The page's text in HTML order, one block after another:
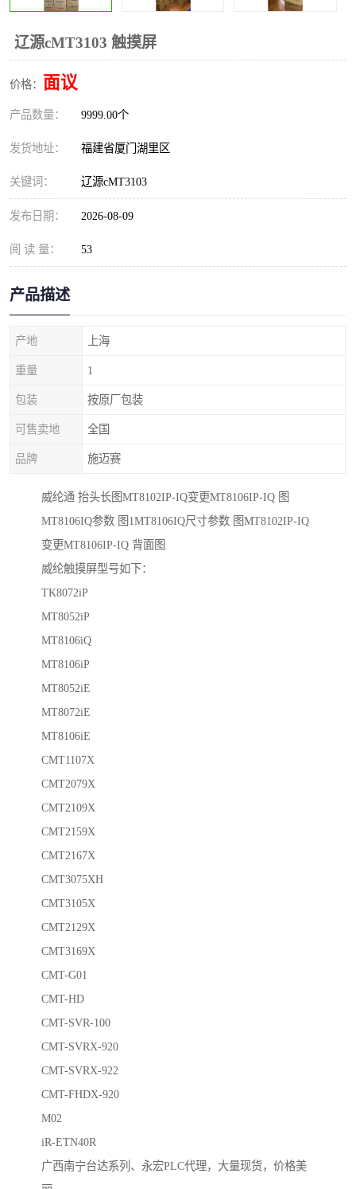
辽源cMT3103 触摸屏
价格： 面议
产品数量： 9999.00个
发货地址： 福建省厦门湖里区
关键词： 辽源cMT3103
发布日期： 2026-08-09
阅 读 量： 53
产品描述
产地 上海
重量 1
包装 按原厂包装
可售卖地 全国
品牌 施迈赛
威纶通 抬头长图MT8102IP-IQ变更MT8106IP-IQ 图
MT8106IQ参数 图1MT8106IQ尺寸参数 图MT8102IP-IQ
变更MT8106IP-IQ 背面图
威纶触摸屏型号如下：
TK8072iP
MT8052iP
MT8106iQ
MT8106iP
MT8052iE
MT8072iE
MT8106iE
CMT1107X
CMT2079X
CMT2109X
CMT2159X
CMT2167X
CMT3075XH
CMT3105X
CMT2129X
CMT3169X
CMT-G01
CMT-HD
CMT-SVR-100
CMT-SVRX-920
CMT-SVRX-922
CMT-FHDX-920
M02
iR-ETN40R
广西南宁台达系列、永宏PLC代理，大量现货，价格美